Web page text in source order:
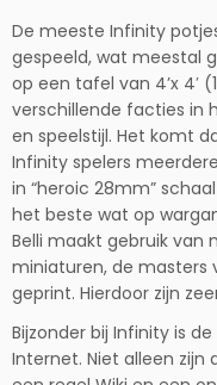
De meeste Infinity
gespeeld, wat meestal
op een tafel van 4’x 4′
verschillende facties in
en speelstijl. Het komt
Infinity spelers
in “heroic 28mm”
het beste wat op
Belli maakt gebruik
miniaturen, de masters
geprint. Hierdoor zijn
Bijzonder bij Infinity is
Internet. Niet alleen zijn